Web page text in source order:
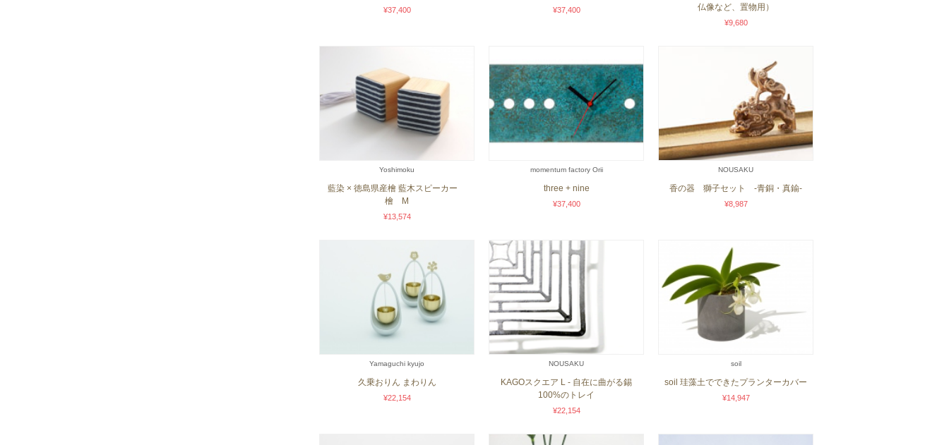
¥37,400 ¥37,400
仏像など、置物用）
¥9,680
Yoshimoku
藍染 × 徳島県産檜 藍木スピーカー
檜 M
¥13,574
momentum factory Orii
three + nine
¥37,400
NOUSAKU
香の器 獅子セット -青銅・真鍮-
¥8,987
Yamaguchi kyujo
久乗おりん まわりん
¥22,154
NOUSAKU
KAGOスクエア L - 自在に曲がる錫
100%のトレイ
¥22,154
soil
soil 珪藻土でできたプランターカバー
¥14,947